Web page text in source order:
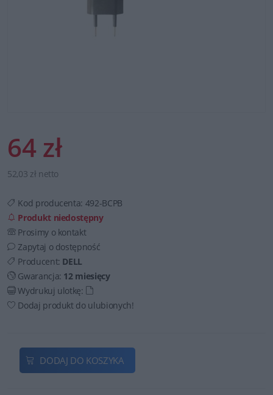
64 zł
52,03 zł netto
Kod producenta: 492-BCPB
Produkt niedostępny
Prosimy o kontakt
Zapytaj o dostępność
Producent: DELL
Gwarancja: 12 miesięcy
Wydrukuj ulotkę:
Dodaj produkt do ulubionych!
DODAJ DO KOSZYKA